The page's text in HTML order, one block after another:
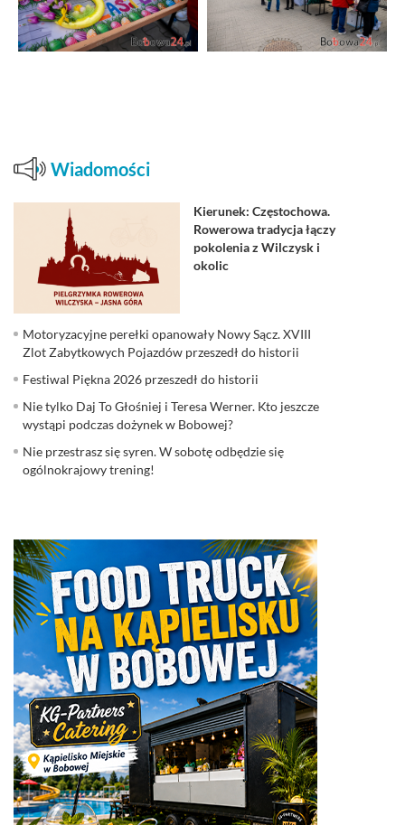
Wiadomości
Kierunek: Częstochowa.
Rowerowa tradycja łączy
pokolenia z Wilczysk i
okolic
Motoryzacyjne perełki opanowały Nowy Sącz. XVIII
Zlot Zabytkowych Pojazdów przeszedł do historii
Festiwal Piękna 2026 przeszedł do historii
Nie tylko Daj To Głośniej i Teresa Werner. Kto jeszcze
wystąpi podczas dożynek w Bobowej?
Nie przestrasz się syren. W sobotę odbędzie się
ogólnokrajowy trening!